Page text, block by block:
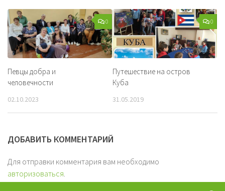
0
Певцы добра и
человечности
02.10.2023
0
Путешествие на остров
Куба
31.05.2019
ДОБАВИТЬ КОММЕНТАРИЙ
Для отправки комментария вам необходимо
авторизоваться